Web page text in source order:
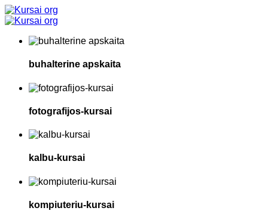
buhalterine apskaita
fotografijos-kursai
kalbu-kursai
kompiuteriu-kursai